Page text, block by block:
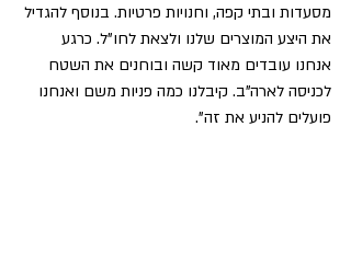
מסעדות ובתי קפה, וחנויות פרטיות. בנוסף להגדיל
את היצע המוצרים שלנו ולצאת לחו"ל. כרגע
אנחנו עובדים מאוד קשה ובוחנים את השטח
לכניסה לארה"ב. קיבלנו כמה פניות משם ואנחנו
פועלים להניע את זה".